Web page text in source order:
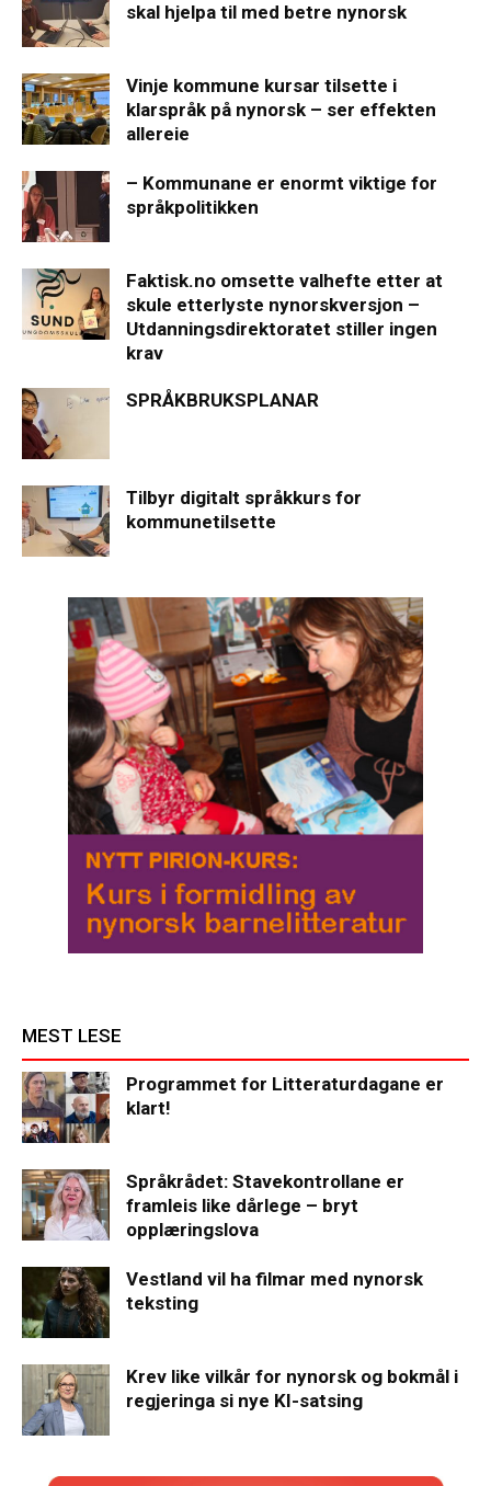
skal hjelpa til med betre nynorsk
Vinje kommune kursar tilsette i
klarspråk på nynorsk – ser effekten
allereie
– Kommunane er enormt viktige for
språkpolitikken
Faktisk.no omsette valhefte etter at
skule etterlyste nynorskversjon –
Utdanningsdirektoratet stiller ingen
krav
SPRÅKBRUKSPLANAR
Tilbyr digitalt språkkurs for
kommunetilsette
MEST LESE
Programmet for Litteraturdagane er
klart!
Språkrådet: Stavekontrollane er
framleis like dårlege – bryt
opplæringslova
Vestland vil ha filmar med nynorsk
teksting
Krev like vilkår for nynorsk og bokmål i
regjeringa si nye KI-satsing